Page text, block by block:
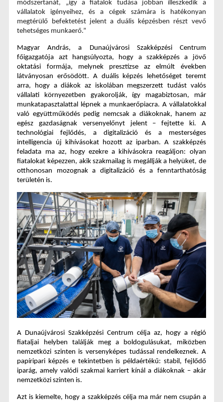
módszertanát, „így a fiatalok tudása jobban illeszkedik a
vállalatok igényeihez, és a cégek számára is hatékonyan
megtérülő befektetést jelent a duális képzésben részt vevő
tehetséges munkaerő.”
Magyar András, a Dunaújvárosi Szakképzési Centrum
főigazgatója azt hangsúlyozta, hogy a szakképzés a jövő
oktatási formája, melynek presztízse az elmúlt években
látványosan erősödött. A duális képzés lehetőséget teremt
arra, hogy a diákok az iskolában megszerzett tudást valós
vállalati környezetben gyakorolják, így magabiztosan, már
munkatapasztalattal lépnek a munkaerőpiacra. A vállalatokkal
való együttműködés pedig nemcsak a diákoknak, hanem az
egész gazdaságnak versenyelőnyt jelent – fejtette ki. A
technológiai fejlődés, a digitalizáció és a mesterséges
intelligencia új kihívásokat hozott az iparban. A szakképzés
feladata ma az, hogy ezekre a kihívásokra reagáljon: olyan
fiatalokat képezzen, akik szakmailag is megállják a helyüket, de
otthonosan mozognak a digitalizáció és a fenntarthatóság
területén is.
A Dunaújvárosi Szakképzési Centrum célja az, hogy a régió
fiataljai helyben találják meg a boldogulásukat, miközben
nemzetközi szinten is versenyképes tudással rendelkeznek. A
papíripari képzés e tekintetben is példaértékű: stabil, fejlődő
iparág, amely valódi szakmai karriert kínál a diákoknak – akár
nemzetközi szinten is.
Azt is kiemelte, hogy a szakképzés célja ma már nem csupán a